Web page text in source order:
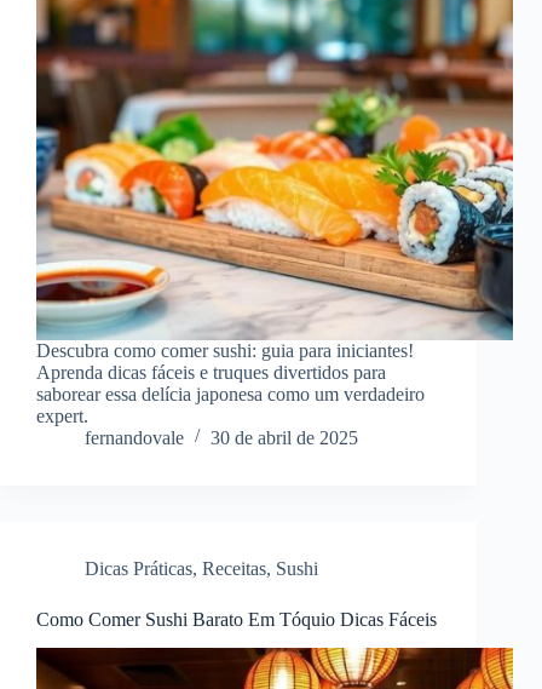
Descubra como comer sushi: guia para iniciantes!
Aprenda dicas fáceis e truques divertidos para
saborear essa delícia japonesa como um verdadeiro
expert.
fernandovale
30 de abril de 2025
Dicas Práticas, Receitas, Sushi
Como Comer Sushi Barato Em Tóquio Dicas Fáceis